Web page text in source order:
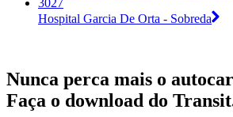
3027
Hospital Garcia De Orta - Sobreda
Nunca perca mais o
Faça o download do